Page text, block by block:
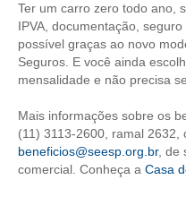
CONSULTORIA
ACORDOS, CONVENÇÕES E
CONTRIBUIÇÕES
CONTRIBUIÇÃO
CONTRIBUIÇÃO
Ter um carro zero todo ano,
IPVA, documentação,
possível graças ao novo
Seguros. E você ainda
mensalidade e não precisa
Mais informações sobre os
(11) 3113-2600, ramal 2632,
beneficios@seesp.org.br, de
comercial. Conheça a Casa